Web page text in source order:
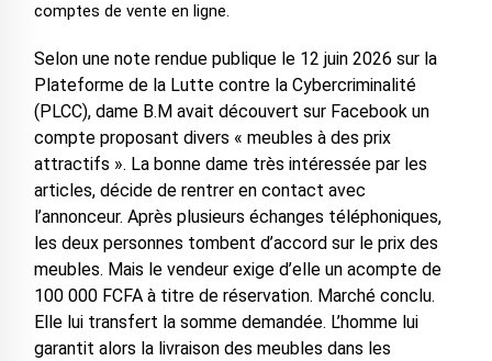
comptes de vente en ligne.
Selon une note rendue publique le 12 juin 2026 sur la
Plateforme de la Lutte contre la Cybercriminalité
(PLCC), dame B.M avait découvert sur Facebook un
compte proposant divers « meubles à des prix
attractifs ». La bonne dame très intéressée par les
articles, décide de rentrer en contact avec
l’annonceur. Après plusieurs échanges téléphoniques,
les deux personnes tombent d’accord sur le prix des
meubles. Mais le vendeur exige d’elle un acompte de
100 000 FCFA à titre de réservation. Marché conclu.
Elle lui transfert la somme demandée. L’homme lui
garantit alors la livraison des meubles dans les